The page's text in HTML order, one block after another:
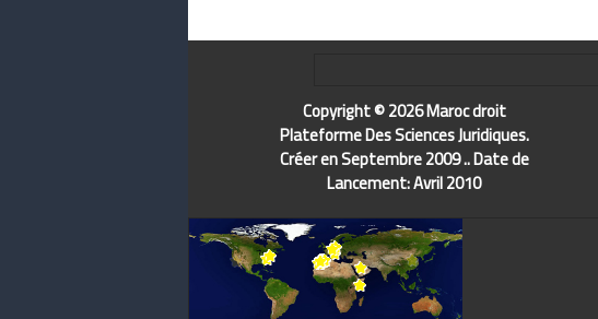
Copyright © 2026 Maroc droit
Plateforme Des Sciences Juridiques.
Créer en Septembre 2009 .. Date de
Lancement: Avril 2010